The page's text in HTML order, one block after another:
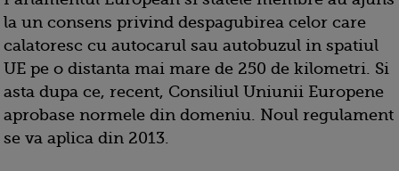
la un consens privind despagubirea celor care
calatoresc cu autocarul sau autobuzul in spatiul
UE pe o distanta mai mare de 250 de kilometri. Si
asta dupa ce, recent, Consiliul Uniunii Europene
aprobase normele din domeniu. Noul regulament
se va aplica din 2013.